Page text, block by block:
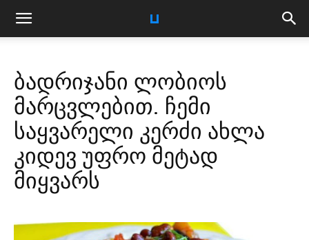
ბადრიჯანი ლობიოს
მარცვლებით. ჩემი
საყვარელი კერძი ახლა
კიდევ უფრო მეტად
მიყვარს